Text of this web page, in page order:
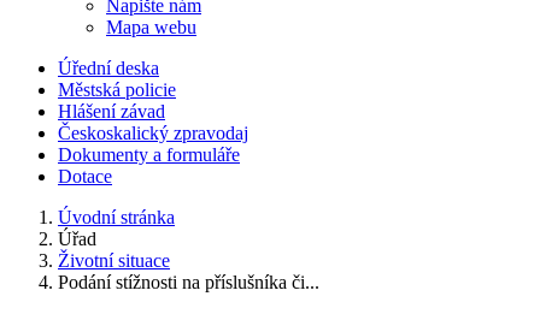
Napište nám
Mapa webu
Úřední deska
Městská policie
Hlášení závad
Českoskalický zpravodaj
Dokumenty a formuláře
Dotace
Úvodní stránka
Úřad
Životní situace
Podání stížnosti na příslušníka či...